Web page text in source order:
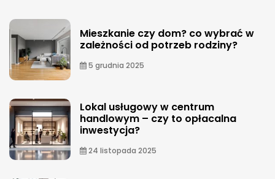
Mieszkanie czy dom? co wybrać w
zależności od potrzeb rodziny?
5 grudnia 2025
Lokal usługowy w centrum
handlowym – czy to opłacalna
inwestycja?
24 listopada 2025